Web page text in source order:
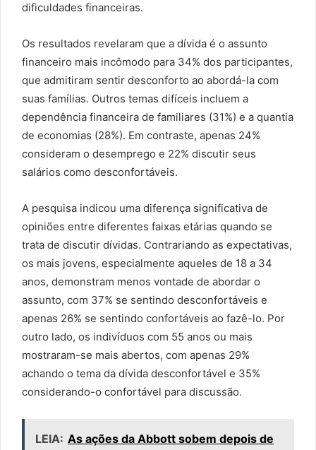
dificuldades financeiras.
Os resultados revelaram que a dívida é o assunto
financeiro mais incômodo para 34% dos participantes,
que admitiram sentir desconforto ao abordá-la com
suas famílias. Outros temas difíceis incluem a
dependência financeira de familiares (31%) e a quantia
de economias (28%). Em contraste, apenas 24%
consideram o desemprego e 22% discutir seus
salários como desconfortáveis.
A pesquisa indicou uma diferença significativa de
opiniões entre diferentes faixas etárias quando se
trata de discutir dívidas. Contrariando as expectativas,
os mais jovens, especialmente aqueles de 18 a 34
anos, demonstram menos vontade de abordar o
assunto, com 37% se sentindo desconfortáveis e
apenas 26% se sentindo confortáveis ao fazê-lo. Por
outro lado, os indivíduos com 55 anos ou mais
mostraram-se mais abertos, com apenas 29%
achando o tema da dívida desconfortável e 35%
considerando-o confortável para discussão.
LEIA: As ações da Abbott sobem depois de